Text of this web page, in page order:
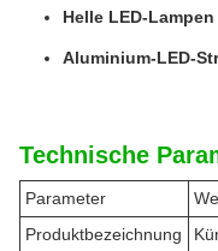
Helle LED-
Aluminium-LED-
Technische
Parameter
Produktbezeichnung